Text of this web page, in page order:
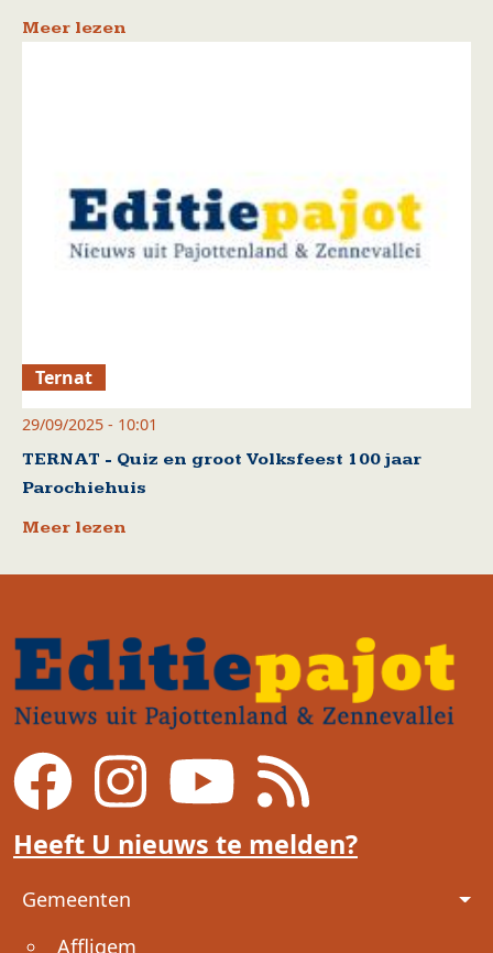
Meer lezen
Ternat
29/09/2025 - 10:01
TERNAT - Quiz en groot Volksfeest 100 jaar
Parochiehuis
Meer lezen
Heeft U nieuws te melden?
Voet
Gemeenten
Affligem